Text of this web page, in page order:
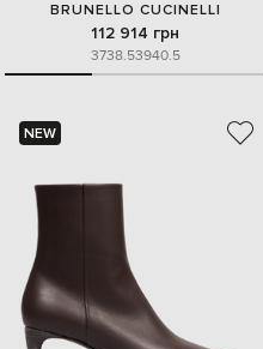
BRUNELLO CUCINELLI
112 914 грн
3738.53940.5
NEW